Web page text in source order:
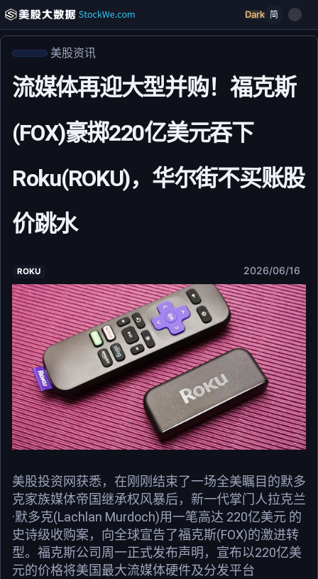
Dark 简
美股资讯
流媒体再迎大型并购！福克斯
(FOX)豪掷220亿美元吞下
Roku(ROKU)，华尔街不买账股
价跳水
ROKU 2026/06/16
美股投资网获悉，在刚刚结束了一场全美瞩目的默多
克家族媒体帝国继承权风暴后，新一代掌门人拉克兰
·默多克(Lachlan Murdoch)用一笔高达 220亿美元 的
史诗级收购案，向全球宣告了福克斯(FOX)的激进转
型。福克斯公司周一正式发布声明，宣布以220亿美
元的价格将美国最大流媒体硬件及分发平台